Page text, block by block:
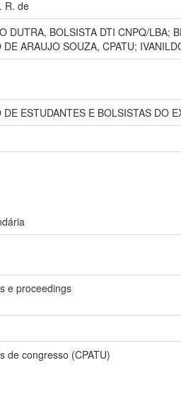
R. de
DUTRA, BOLSISTA DTI CNPQ/LBA;
ARAUJO SOUZA, CPATU;
DE ESTUDANTES E BOLSISTAS DO
e proceedings
de congresso (CPATU)